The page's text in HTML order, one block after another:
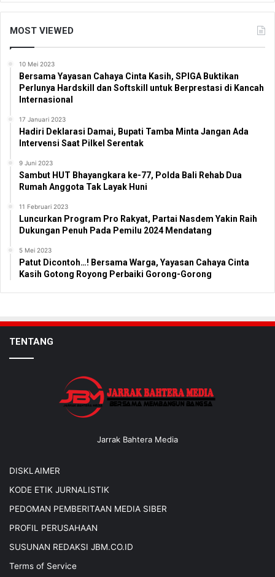
MOST VIEWED
10 Mei 2023
Bersama Yayasan Cahaya Cinta Kasih, SPIGA Buktikan
Perlunya Hardskill dan Softskill untuk Berprestasi di Kancah
Internasional
17 Januari 2023
Hadiri Deklarasi Damai, Bupati Tamba Minta Jangan Ada
Intervensi Saat Pilkel Serentak
9 Juni 2023
Sambut HUT Bhayangkara ke-77, Polda Bali Rehab Dua
Rumah Anggota Tak Layak Huni
11 Februari 2023
Luncurkan Program Pro Rakyat, Partai Nasdem Yakin Raih
Dukungan Penuh Pada Pemilu 2024 Mendatang
5 Mei 2023
Patut Dicontoh…! Bersama Warga, Yayasan Cahaya Cinta
Kasih Gotong Royong Perbaiki Gorong-Gorong
TENTANG
Jarrak Bahtera Media
DISKLAIMER
KODE ETIK JURNALISTIK
PEDOMAN PEMBERITAAN MEDIA SIBER
PROFIL PERUSAHAAN
SUSUNAN REDAKSI JBM.CO.ID
Terms of Service